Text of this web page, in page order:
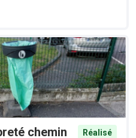
chemin Réalisé